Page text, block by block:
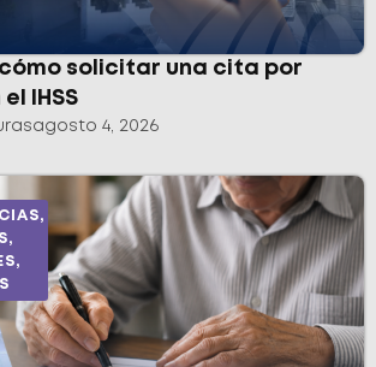
cómo solicitar una cita por
IHSS
agosto 4, 2026
,
,
,